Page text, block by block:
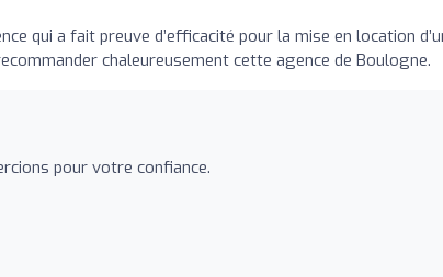
qui a fait preuve d’efficacité pour la mise en location
chaleureusement cette agence de Boulogne.
pour votre confiance.